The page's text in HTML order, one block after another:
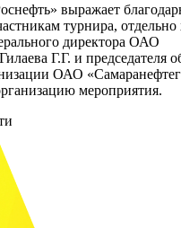
выражает
турнира, отдельно
директора ОАО
Г.Г. и председателя
ОАО
мероприятия.